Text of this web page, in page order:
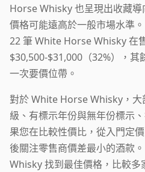
Horse Whisky 也呈現出收藏
價格可能遠高於一般市場水準
22 筆 White Horse Whisky 在
$30,500-$31,000（32%），其
一次要價位帶。
對於 White Horse Whisky，大
級、有標示年份與無年份標示
果您在比較性價比，從入門定
後關注零售商價差最小的酒款
Whisky 找到最佳價格，比較多